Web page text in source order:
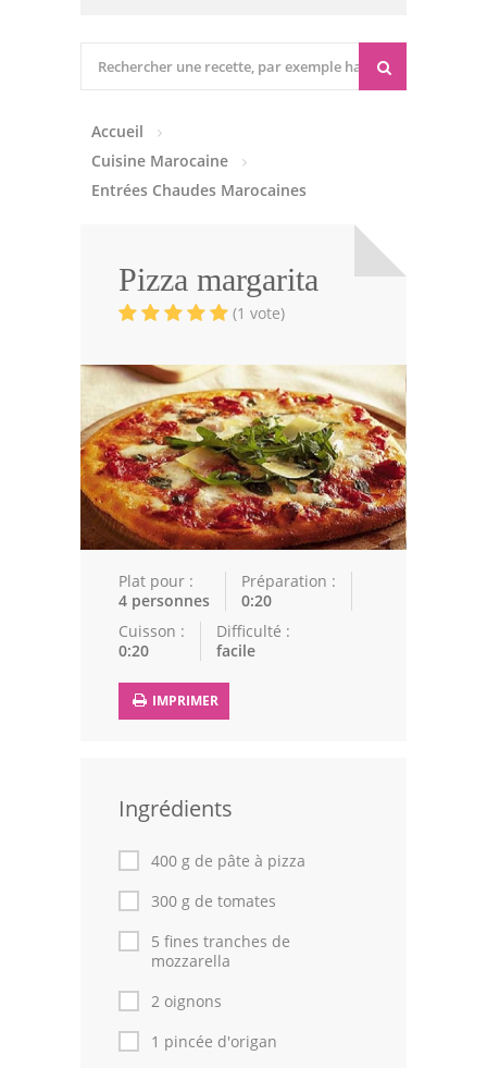
Entrées Froides
Tajines
Viandes
Volailles
Poissons
Soupes
Pâtisseries
Epices
Recettes Marocaine
Couscous
Tajines
Viandes
Recettes marocaine
Accueil
Cuisine Marocaine
Entrées Chaudes Marocaines
Pizza margarita
(1 vote)
Plat pour :
4 personnes
Préparation :
0:20
Cuisson :
0:20
Difficulté :
facile
IMPRIMER
Ingrédients
400 g de pâte à pizza
300 g de tomates
5 fines tranches de
mozzarella
2 oignons
1 pincée d'origan